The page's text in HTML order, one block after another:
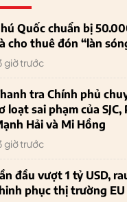
Quốc chuẩn bị
cho thuê đón “làn
giờ trước
tra Chính phủ
loạt sai phạm của SJC,
Hải và Mi Hồng
giờ trước
đầu vượt 1 tỷ USD,
phục thị trường EU